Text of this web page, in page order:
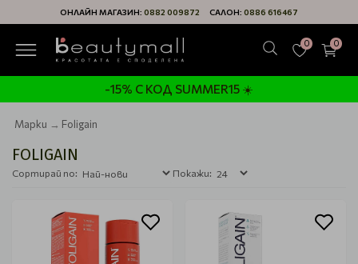
ОНЛАЙН МАГАЗИН: 0882 009872 САЛОН: 0886 616467
0 0
-15% С КОД SUMMER15 ☀️
Марки Foligain
FOLIGAIN
Сортирай по: Покажи: